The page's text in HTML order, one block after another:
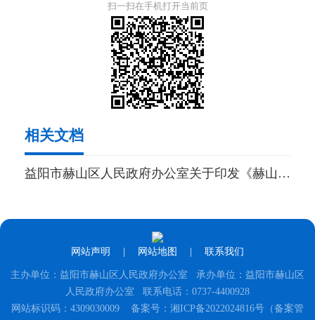
扫一扫在手机打开当前页
相关文档
益阳市赫山区人民政府办公室关于印发《赫山区2023年稻谷收购工作方案》的通知
网站声明 网站地图 联系我们
主办单位：益阳市赫山区人民政府办公室 承办单位：益阳市赫山区
人民政府办公室 联系电话：0737-4400928
网站标识码：4309030009 备案号：湘ICP备2022024816号（备案管